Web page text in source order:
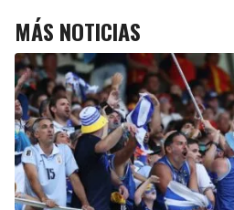
MÁS NOTICIAS